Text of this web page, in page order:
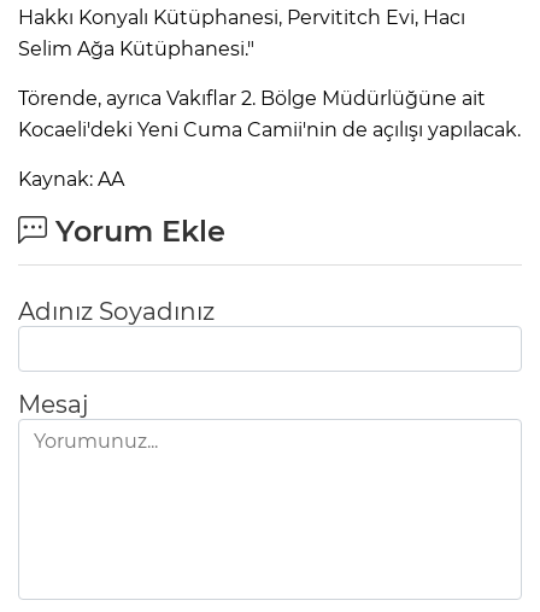
Hakkı Konyalı Kütüphanesi, Pervititch Evi, Hacı
Selim Ağa Kütüphanesi."
Törende, ayrıca Vakıflar 2. Bölge Müdürlüğüne ait
Kocaeli'deki Yeni Cuma Camii'nin de açılışı yapılacak.
Kaynak: AA
Yorum Ekle
Adınız Soyadınız
Mesaj